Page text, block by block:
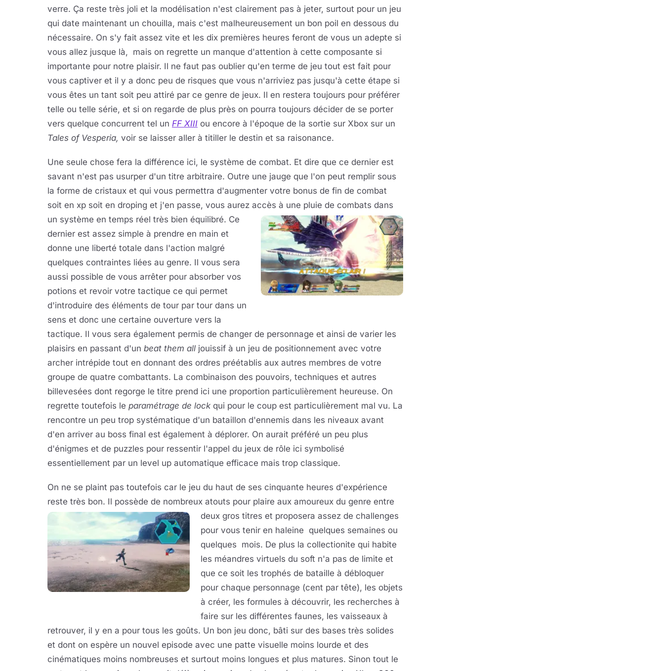
verre. Ça reste très joli et la modélisation n'est clairement pas à jeter, surtout pour un jeu
qui date maintenant un chouilla, mais c'est malheureusement un bon poil en dessous du
nécessaire. On s'y fait assez vite et les dix premières heures feront de vous un adepte si
vous allez jusque là, mais on regrette un manque d'attention à cette composante si
importante pour notre plaisir. Il ne faut pas oublier qu'en terme de jeu tout est fait pour
vous captiver et il y a donc peu de risques que vous n'arriviez pas jusqu'à cette étape si
vous êtes un tant soit peu attiré par ce genre de jeux. Il en restera toujours pour préférer
telle ou telle série, et si on regarde de plus près on pourra toujours décider de se porter
vers quelque concurrent tel un FF XIII ou encore à l'époque de la sortie sur Xbox sur un
Tales of Vesperia, voir se laisser aller à titiller le destin et sa raisonance.
Une seule chose fera la différence ici, le système de combat. Et dire que ce dernier est
savant n'est pas usurper d'un titre arbitraire. Outre une jauge que l'on peut remplir sous
la forme de cristaux et qui vous permettra d'augmenter votre bonus de fin de combat
soit en xp soit en droping et j'en passe, vous aurez accès à une pluie de combats dans
un système en temps réel très bien équilibré. Ce
dernier est assez simple à prendre en main et
donne une liberté totale dans l'action malgré
quelques contraintes liées au genre. Il vous sera
aussi possible de vous arrêter pour absorber vos
potions et revoir votre tactique ce qui permet
d'introduire des éléments de tour par tour dans un
sens et donc une certaine ouverture vers la
tactique. Il vous sera également permis de changer de personnage et ainsi de varier les
plaisirs en passant d'un beat them all jouissif à un jeu de positionnement avec votre
archer intrépide tout en donnant des ordres préétablis aux autres membres de votre
groupe de quatre combattants. La combinaison des pouvoirs, techniques et autres
billevesées dont regorge le titre prend ici une proportion particulièrement heureuse. On
regrette toutefois le paramétrage de lock qui pour le coup est particulièrement mal vu. La
rencontre un peu trop systématique d'un bataillon d'ennemis dans les niveaux avant
d'en arriver au boss final est également à déplorer. On aurait préféré un peu plus
d'énigmes et de puzzles pour ressentir l'appel du jeux de rôle ici symbolisé
essentiellement par un level up automatique efficace mais trop classique.
On ne se plaint pas toutefois car le jeu du haut de ses cinquante heures d'expérience
reste très bon. Il possède de nombreux atouts pour plaire aux amoureux du genre entre
deux gros titres et proposera assez de challenges
pour vous tenir en haleine quelques semaines ou
quelques mois. De plus la collectionite qui habite
les méandres virtuels du soft n'a pas de limite et
que ce soit les trophés de bataille à débloquer
pour chaque personnage (cent par tête), les objets
à créer, les formules à découvrir, les recherches à
faire sur les différentes faunes, les vaisseaux à
retrouver, il y en a pour tous les goûts. Un bon jeu donc, bâti sur des bases très solides
et dont on espère un nouvel episode avec une patte visuelle moins lourde et des
cinématiques moins nombreuses et surtout moins longues et plus matures. Sinon tout le